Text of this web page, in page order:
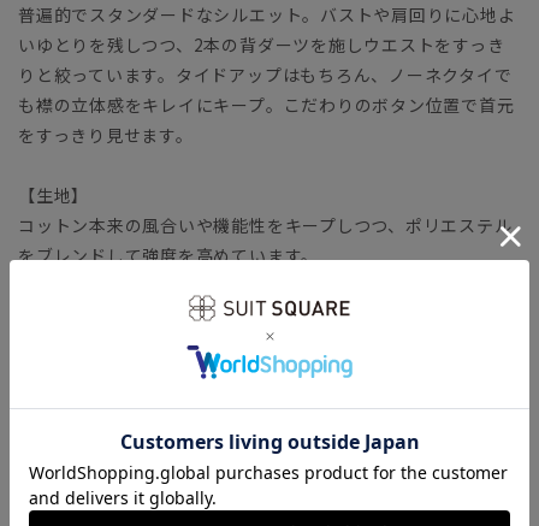
普遍的でスタンダードなシルエット。バストや肩回りに心地よ
いゆとりを残しつつ、2本の背ダーツを施しウエストをすっき
りと絞っています。タイドアップはもちろん、ノーネクタイで
も襟の立体感をキレイにキープ。こだわりのボタン位置で首元
をすっきり見せます。
【生地】
コットン本来の風合いや機能性をキープしつつ、ポリエステル
をブレンドして強度を高めています。
NON IRON（ノンアイロン）／言葉通り“アイロン掛けが不
要”な、画期的な『NON IRON』ドレスシャツです。
【参考情報】The Style Dictionary
◆スーツに合うワイシャツおすすめ12選｜おしゃれ＆失敗しな
いシャツの選び方